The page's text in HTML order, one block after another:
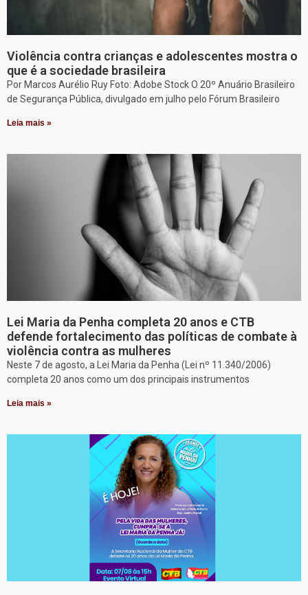
Violência contra crianças e adolescentes mostra o
que é a sociedade brasileira
Por Marcos Aurélio Ruy Foto: Adobe Stock O 20º Anuário Brasileiro
de Segurança Pública, divulgado em julho pelo Fórum Brasileiro
Leia mais »
Lei Maria da Penha completa 20 anos e CTB
defende fortalecimento das políticas de combate à
violência contra as mulheres
Neste 7 de agosto, a Lei Maria da Penha (Lei nº 11.340/2006)
completa 20 anos como um dos principais instrumentos
Leia mais »